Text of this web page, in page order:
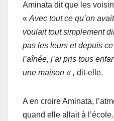
Aminata dit que les
«Avec tout ce qu’on
voulait tout simplement
pas les leurs et depuis
l’aînée, j’ai pris tous
une maison « , dit-elle.
A en croire Aminata,
quand elle allait à